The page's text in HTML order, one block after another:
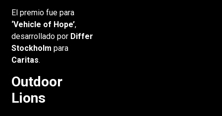
El premio fue para
‘Vehicle of Hope’,
desarrollado por Differ
Stockholm para
Caritas.
Outdoor
Lions